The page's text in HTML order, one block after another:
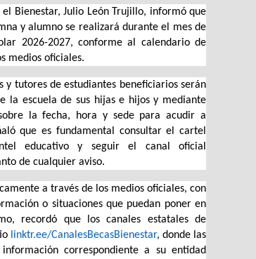
Bienestar, Julio León Trujillo, informó que
y alumno se realizará durante el mes de
2026-2027, conforme al calendario de
medios oficiales.
y tutores de estudiantes beneficiarios serán
la escuela de sus hijas e hijos y mediante
la fecha, hora y sede para acudir a
que es fundamental consultar el cartel
educativo y seguir el canal oficial
de cualquier aviso.
a través de los medios oficiales, con
o situaciones que puedan poner en
recordó que los canales estatales de
linktr.ee/CanalesBecasBienestar, donde las
correspondiente a su entidad